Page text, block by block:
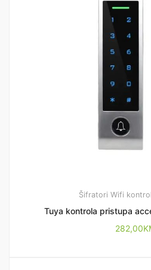
Šifratori Wifi
Tuya kontrola pristupa
282,00